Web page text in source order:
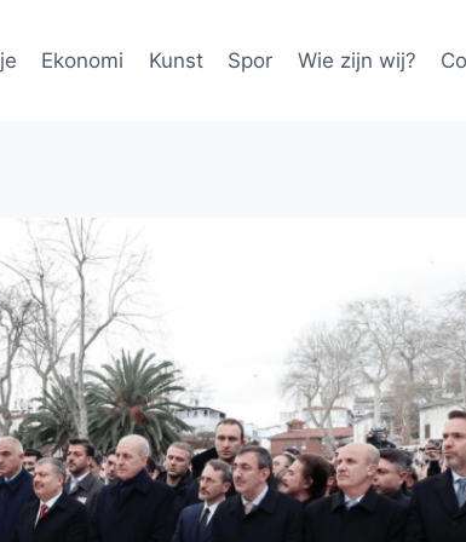
Ekonomi Kunst Spor Wie zijn wij?